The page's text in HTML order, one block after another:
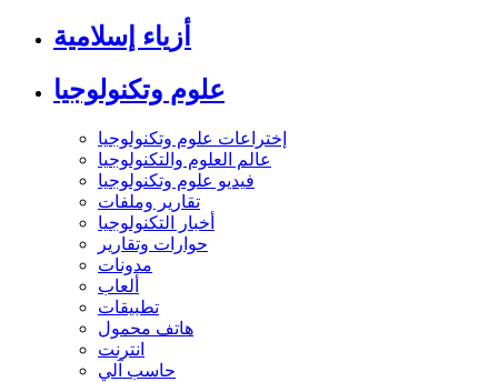
أزياء إسلامية
علوم وتكنولوجيا
إختراعات علوم وتكنولوجيا
عالم العلوم والتكنولوجيا
فيديو علوم وتكنولوجيا
تقارير وملفات
أخبار التكنولوجيا
حوارات وتقارير
مدونات
ألعاب
تطبيقات
هاتف محمول
انترنت
حاسب آلي